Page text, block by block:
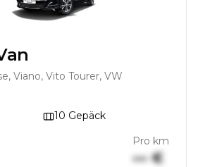
Viano, Vito Tourer, VW
10 Gepäck
Pro km
••• €